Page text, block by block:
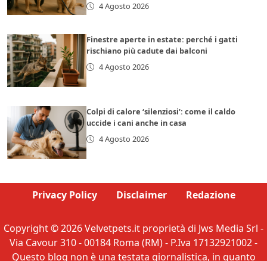
4 Agosto 2026
Finestre aperte in estate: perché i gatti
rischiano più cadute dai balconi
4 Agosto 2026
Colpi di calore ‘silenziosi’: come il caldo
uccide i cani anche in casa
4 Agosto 2026
Privacy Policy Disclaimer Redazione
Copyright © 2026 Velvetpets.it proprietà di Jws Media Srl -
Via Cavour 310 - 00184 Roma (RM) - P.Iva 17132921002 -
Questo blog non è una testata giornalistica, in quanto